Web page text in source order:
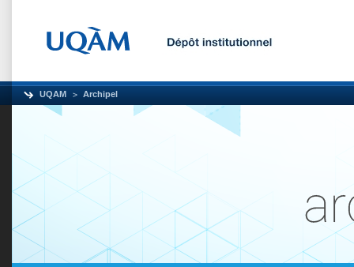
UQAM Archipel